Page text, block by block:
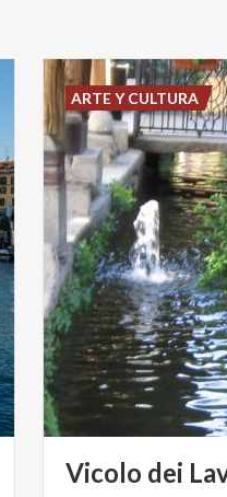
Vicolo dei
ARTE Y CULTURA